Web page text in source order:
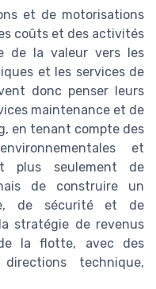
et de motorisations
coûts et des activités
de la valeur vers les
et les services de
donc penser leurs
maintenance et de
en tenant compte des
et
plus seulement de
de construire un
de sécurité et de
stratégie de revenus
la flotte, avec des
technique,